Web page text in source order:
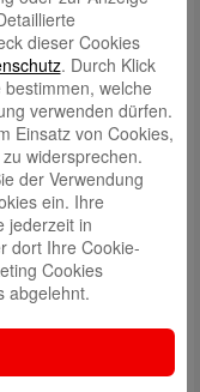
meine Website in
speichern.
dieser Cookies
. Durch Klick
bestimmen, welche
verwenden dürfen.
Einsatz von Cookies,
widersprechen.
der Verwendung
ein. Ihre
jederzeit in
dort Ihre Cookie-
Cookies
abgelehnt.